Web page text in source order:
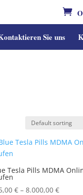
Sie uns
Tesla Pills MDMA
€ – 8.000,00€Price